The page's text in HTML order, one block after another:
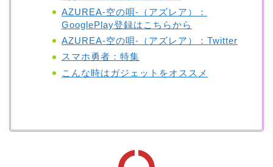
AZUREA-空の唄-（アズレア）：
GooglePlay登録はこちらから
AZUREA-空の唄-（アズレア）：Twitter
スマホ勇者：特集
こんな時はガジェットをオススメ